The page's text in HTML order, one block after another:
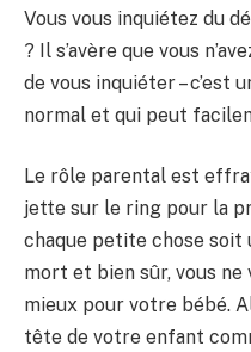
Vous vous inquiétez du
? Il s’avère que vous
de vous inquiéter – c’est
normal et qui peut
Le rôle parental est
jette sur le ring pour la
chaque petite chose soit
mort et bien sûr, vous ne
mieux pour votre bébé.
tête de votre enfant